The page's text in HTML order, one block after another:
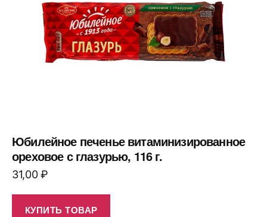
Юбилейное печенье витаминизированное
ореховое с глазурью, 116 г.
31,00₽
КУПИТЬ ТОВАР